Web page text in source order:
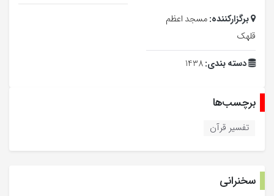
برگزارکننده:مسجد اعظم
قلهک
دسته بندی:1438
برچسب‌ها
تفسیر قرآن
سخنرانی